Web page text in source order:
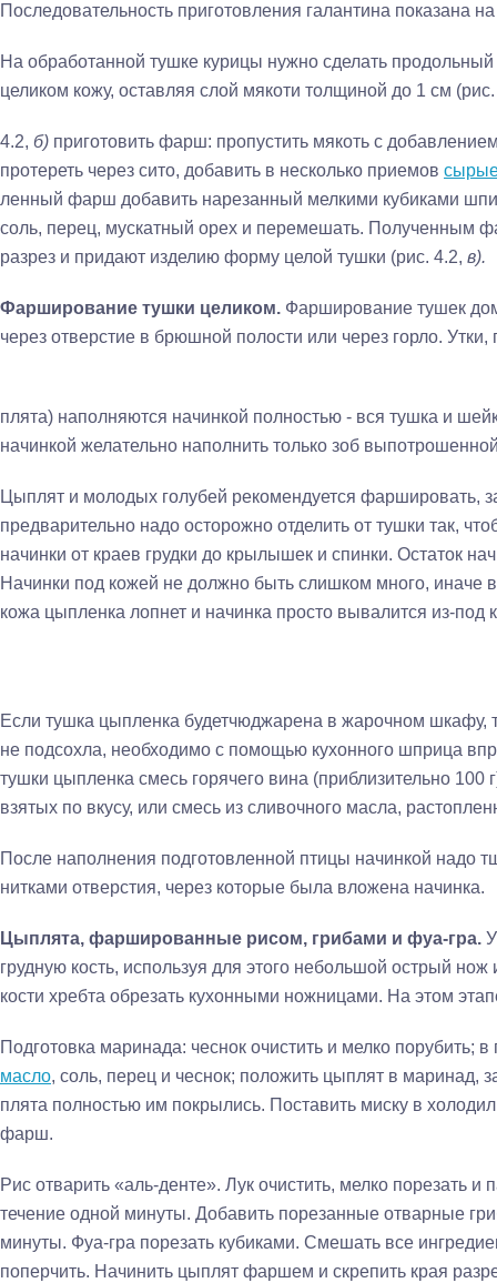
Последовательность приготовления галантина показана
На обработанной тушке курицы нужно сделать продольный
целиком кожу, оставляя слой мякоти толщиной до 1 см
4.2, б) приготовить фарш: пропустить мякоть с
протереть через сито, добавить в несколько приемов
ленный фарш добавить нарезанный мелкими кубиками
соль, перец, мускатный орех и пере­мешать. Полученным
разрез и придают изделию форму целой тушки (рис. 4.2, в).
Фарширование тушки целиком. Фарширование тушек
через отверстие в брюшной по­лости или через горло.
плята) наполняются начинкой полностью - вся тушка и
начинкой желательно напол­нить только зоб
Цыплят и молодых голубей рекомендуется фаршировать,
предварительно надо осто­рожно отделить от тушки так,
начинки от краев грудки до крылышек и спинки. Остаток
Начинки под кожей не должно быть слишком много, иначе
кожа цыпленка лопнет и начинка просто вывалится из-под
Если тушка цыпленка будетчюджарена в жарочном шкафу,
не подсохла, необходимо с по­мощью кухонного шприца
тушки цыпленка смесь горячего вина (приблизительно 100
взятых по вкусу, или смесь из сли­вочного масла,
После наполнения подготовленной птицы начинкой надо
нитками отверстия, через кото­рые была вложена начинка.
Цыплята, фаршированные рисом, грибами и фуа-гра.
грудную кость, используя для этого не­большой острый
кости хребта обрезать кухонными ножницами. На этом
Подготовка маринада: чеснок очистить и мелко порубить;
масло, соль, перец и чеснок; по­ложить цыплят в маринад,
плята полностью им покрылись. Поставить миску в
фарш.
Рис отварить «аль-денте». Лук очистить, мелко порезать
течение одной минуты. Добавить по­резанные отварные
минуты. Фуа-гра порезать кубиками. Смешать все
поперчить. Начинить цыплят фаршем и скре­пить края